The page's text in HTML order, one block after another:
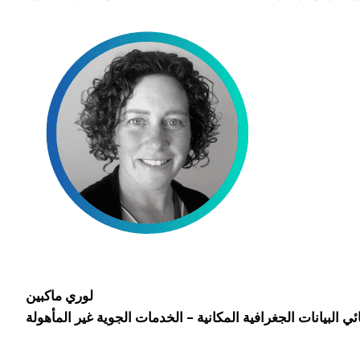
لوري ماكبين
البيانات الجغرافية المكانية - الخدمات الجوية غير المأهولة